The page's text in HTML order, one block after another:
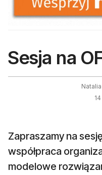
Sesja na
Zapraszamy na
współpraca
modelowe